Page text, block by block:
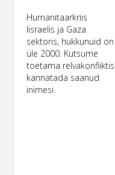
Humanitaarkriis
Iisraelis ja Gaza
sektoris, hukkunuid on
üle 2000. Kutsume
toetama relvakonfliktis
kannatada saanud
inimesi.